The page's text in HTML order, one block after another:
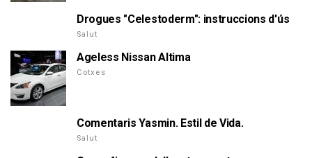
Drogues "Celestoderm": instruccions d'ús
Salut
Ageless Nissan Altima
Cotxes
Comentaris Yasmin. Estil de Vida.
Salut